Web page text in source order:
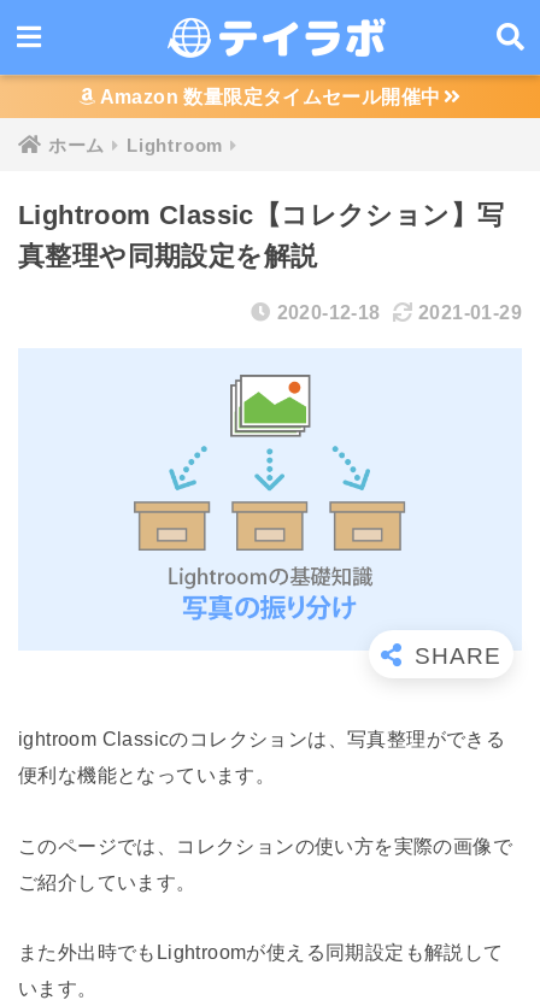
Amazon 数量限定タイムセール開催中
ホーム Lightroom
Lightroom Classic【コレクション】写
真整理や同期設定を解説
2020-12-18 2021-01-29
ightroom Classicのコレクションは、写真整理ができる
便利な機能となっています。
このページでは、コレクションの使い方を実際の画像で
ご紹介しています。
また外出時でもLightroomが使える同期設定も解説して
います。